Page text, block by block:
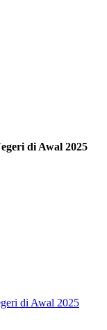
di Awal 2025